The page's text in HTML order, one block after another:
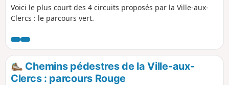
Voici le plus court des 4 circuits proposés par la Ville-aux-
Clercs : le parcours vert.
Chemins pédestres de la Ville-aux-
Clercs : parcours Rouge